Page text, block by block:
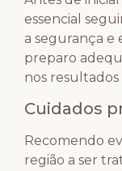
essencial
a segurança e
preparo
nos resultados
Cuidados
Recomendo
região a ser